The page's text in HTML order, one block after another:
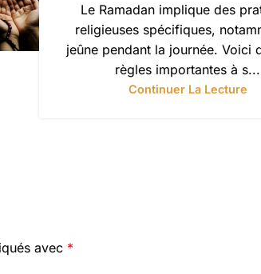
Le Ramadan implique des
religieuses spécifiques,
jeûne pendant la journée. Voici
règles importantes à s...
Continuer La Lecture
avec *